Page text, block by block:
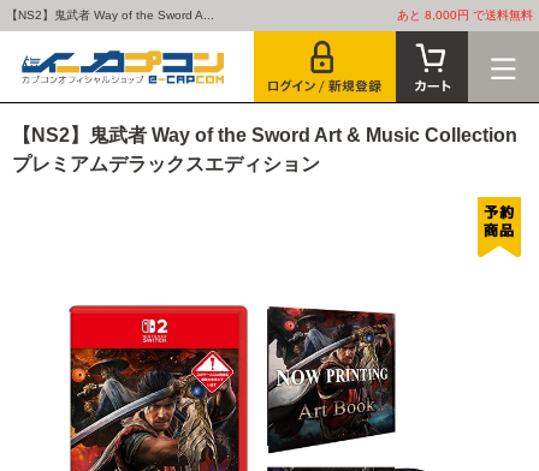
【NS2】鬼武者 Way of the Sword A... あと 8,000円 で送料無料
【NS2】鬼武者 Way of the Sword Art & Music Collection
プレミアムデラックスエディション